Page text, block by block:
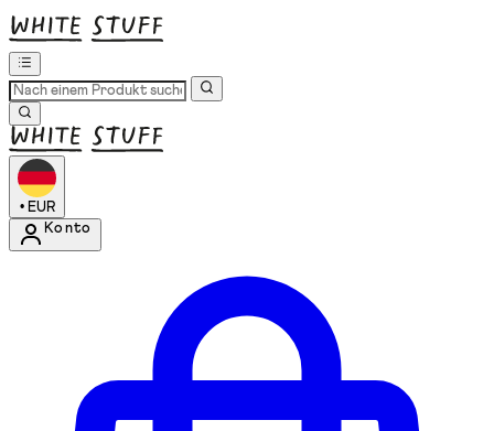
• EUR
Konto